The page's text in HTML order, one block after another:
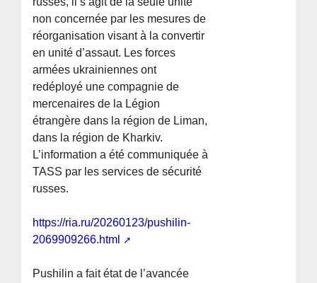
non concernée par les mesures de
réorganisation visant à la convertir
en unité d’assaut. Les forces
armées ukrainiennes ont
redéployé une compagnie de
mercenaires de la Légion
étrangère dans la région de Liman,
dans la région de Kharkiv.
L’information a été communiquée à
TASS par les services de sécurité
russes.
https://ria.ru/20260123/pushilin-
2069909266.html
Pushilin a fait état de l’avancée